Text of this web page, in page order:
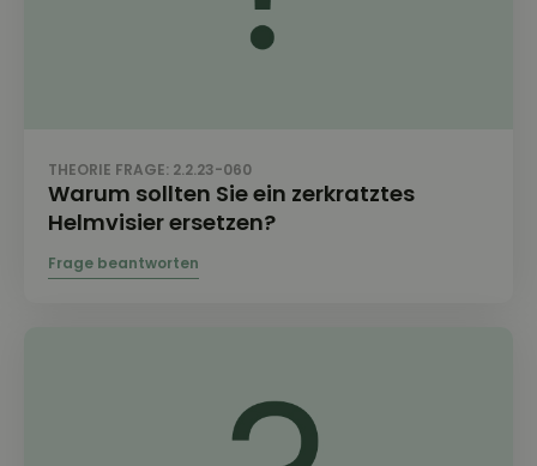
THEORIE FRAGE: 2.2.23-060
Warum sollten Sie ein zerkratztes
Helmvisier ersetzen?